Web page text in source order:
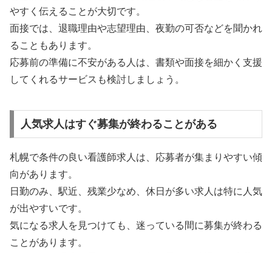
やすく伝えることが大切です。
面接では、退職理由や志望理由、夜勤の可否などを聞かれ
ることもあります。
応募前の準備に不安がある人は、書類や面接を細かく支援
してくれるサービスも検討しましょう。
人気求人はすぐ募集が終わることがある
札幌で条件の良い看護師求人は、応募者が集まりやすい傾
向があります。
日勤のみ、駅近、残業少なめ、休日が多い求人は特に人気
が出やすいです。
気になる求人を見つけても、迷っている間に募集が終わる
ことがあります。